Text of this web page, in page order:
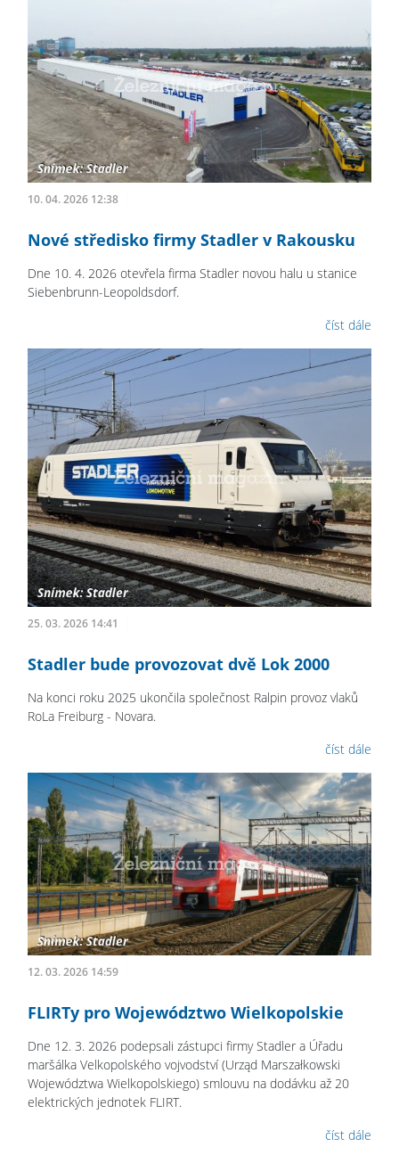
10. 04. 2026 12:38
Nové středisko firmy Stadler v Rakousku
Dne 10. 4. 2026 otevřela firma Stadler novou halu u stanice
Siebenbrunn-Leopoldsdorf.
číst dále
25. 03. 2026 14:41
Stadler bude provozovat dvě Lok 2000
Na konci roku 2025 ukončila společnost Ralpin provoz vlaků
RoLa Freiburg - Novara.
číst dále
12. 03. 2026 14:59
FLIRTy pro Województwo Wielkopolskie
Dne 12. 3. 2026 podepsali zástupci firmy Stadler a Úřadu
maršálka Velkopolského vojvodství (Urząd Marszałkowski
Województwa Wielkopolskiego) smlouvu na dodávku až 20
elektrických jednotek FLIRT.
číst dále